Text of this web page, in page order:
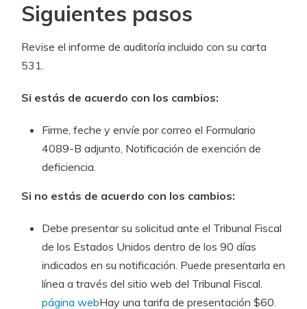
Siguientes pasos
Revise el informe de auditoría incluido con su carta
531.
Si estás de acuerdo con los cambios:
Firme, feche y envíe por correo el Formulario
4089-B adjunto, Notificación de exención de
deficiencia.
Si no estás de acuerdo con los cambios:
Debe presentar su solicitud ante el Tribunal Fiscal
de los Estados Unidos dentro de los 90 días
indicados en su notificación. Puede presentarla en
línea a través del sitio web del Tribunal Fiscal.
página webHay una tarifa de presentación $60.